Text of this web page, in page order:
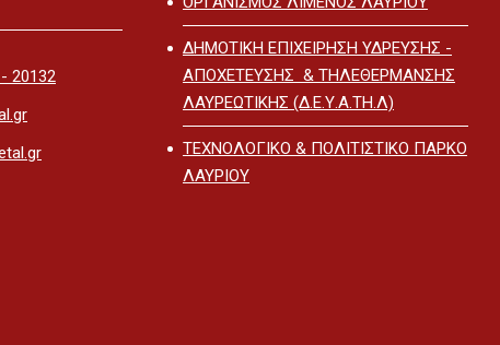
20132
ΔΗΜΟΤΙΚΗ ΕΠΙΧΕΙΡΗΣΗ ΥΔΡΕΥΣΗΣ -
ΑΠΟΧΕΤΕΥΣΗΣ & ΤΗΛΕΘΕΡΜΑΝΣΗΣ
ΛΑΥΡΕΩΤΙΚΗΣ (Δ.Ε.Υ.Α.ΤΗ.Λ)
ΤΕΧΝΟΛΟΓΙΚΟ & ΠΟΛΙΤΙΣΤΙΚΟ ΠΑΡΚΟ
ΛΑΥΡΙΟΥ